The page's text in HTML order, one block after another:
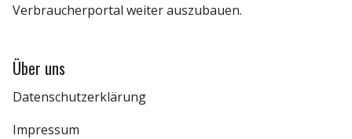
Verbraucherportal weiter auszubauen.
Über uns
Datenschutzerklärung
Impressum